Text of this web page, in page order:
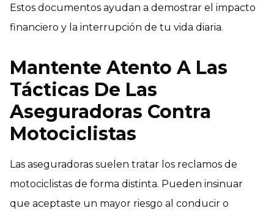
Estos documentos ayudan a demostrar el impacto
financiero y la interrupción de tu vida diaria.
Mantente Atento A Las
Tácticas De Las
Aseguradoras Contra
Motociclistas
Las aseguradoras suelen tratar los reclamos de
motociclistas de forma distinta. Pueden insinuar
que aceptaste un mayor riesgo al conducir o